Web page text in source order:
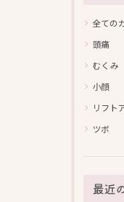
全ての
頭痛
むくみ
小顔
リフト
ツボ
最近